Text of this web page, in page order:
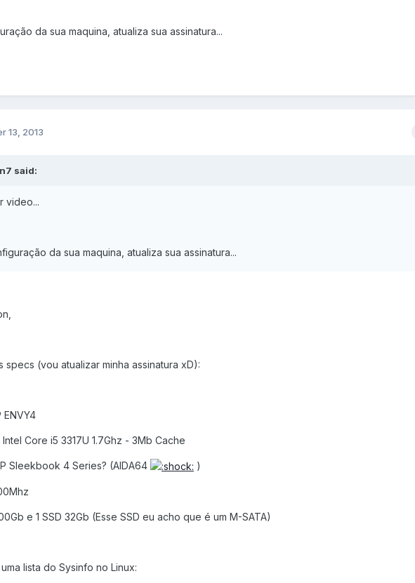
da sua maquina, atualiza sua assinatura...
13, 2013
said:
video...
da sua maquina, atualiza sua assinatura...
specs (vou atualizar minha assinatura xD):
Core i5 3317U 1.7Ghz - 3Mb Cache
Sleekbook 4 Series? (AIDA64 )
e 1 SSD 32Gb (Esse SSD eu acho que é um M-SATA)
lista do Sysinfo no Linux: